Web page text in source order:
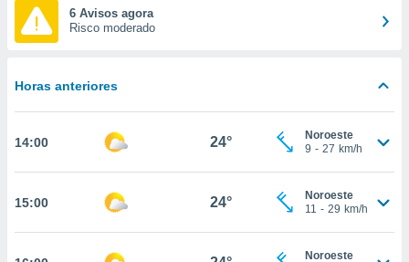
digital
ou
permite-
6 Avisos agora
Risco moderado
Horas anteriores
14:00 24°
Noroeste
9 - 27 km/h
15:00 24°
Noroeste
11 - 29 km/h
Noroeste